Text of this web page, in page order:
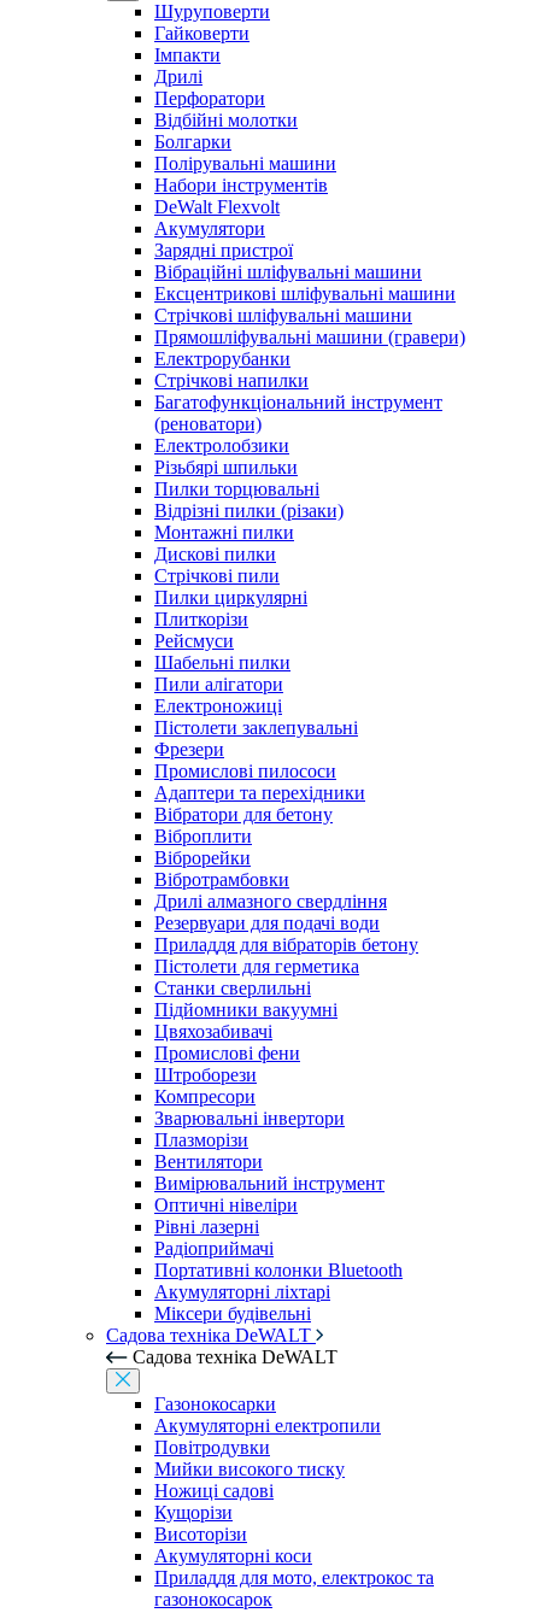
Шуруповерти
Гайковерти
Імпакти
Дрилі
Перфоратори
Відбійні молотки
Болгарки
Полірувальні машини
Набори інструментів
DeWalt Flexvolt
Акумулятори
Зарядні пристрої
Вібраційні шліфувальні машини
Ексцентрикові шліфувальні машини
Стрічкові шліфувальні машини
Прямошліфувальні машини (гравери)
Електрорубанки
Стрічкові напилки
Багатофункціональний інструмент
(реноватори)
Електролобзики
Різьбярі шпильки
Пилки торцювальні
Відрізні пилки (різаки)
Монтажні пилки
Дискові пилки
Стрічкові пили
Пилки циркулярні
Плиткорізи
Рейсмуси
Шабельні пилки
Пили алігатори
Електроножиці
Пістолети заклепувальні
Фрезери
Промислові пилососи
Адаптери та перехідники
Вібратори для бетону
Віброплити
Віброрейки
Вібротрамбовки
Дрилі алмазного свердління
Резервуари для подачі води
Приладдя для вібраторів бетону
Пістолети для герметика
Станки сверлильні
Підйомники вакуумні
Цвяхозабивачі
Промислові фени
Штроборези
Компресори
Зварювальні інвертори
Плазморізи
Вентилятори
Вимірювальний інструмент
Оптичні нівеліри
Рівні лазерні
Радіоприймачі
Портативні колонки Bluetooth
Акумуляторні ліхтарі
Міксери будівельні
Садова техніка DeWALT
Садова техніка DeWALT
Газонокосарки
Акумуляторні електропили
Повітродувки
Мийки високого тиску
Ножиці садові
Кущорізи
Висоторізи
Акумуляторні коси
Приладдя для мото, електрокос та
газонокосарок